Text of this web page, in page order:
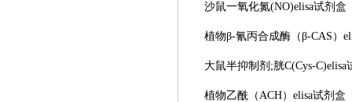
沙鼠一氧化氮(NO)elisa试剂盒
植物β-氰丙合成酶（β-CAS）
大鼠半抑制剂 ;胱C(Cys-C)elisa
植物乙酰（ACH）elisa试剂盒